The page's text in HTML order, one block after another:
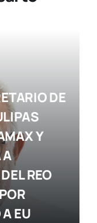
DE
Y
A
REO
EU